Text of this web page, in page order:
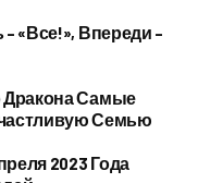
«все!», Впереди –
Дракона Самые
Семью
2023 Года